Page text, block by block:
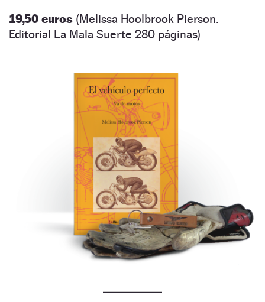
19,50 euros (Melissa Hoolbrook Pierson.
Editorial La Mala Suerte 280 páginas)